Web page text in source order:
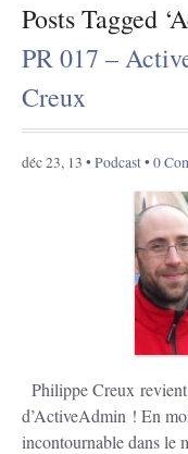
Posts Tagged
PR 017 –
Creux
déc 23, 13 • Podcast• 0
Philippe Creux
d’ActiveAdmin ! En
incontournable dans le